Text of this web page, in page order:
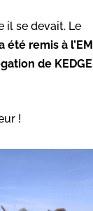
il se devait. Le
remis à l’EM
de KEDGE
!